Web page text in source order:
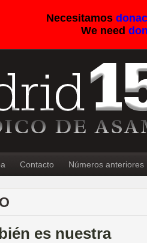
Necesitamos
We need
Contacto Números anteriores
es nuestra